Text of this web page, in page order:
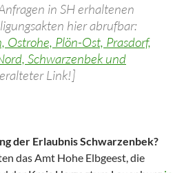
in SH erhaltenen
hier abrufbar:
Ostrohe, Plön-Ost, Prasdorf,
Schwarzenbek und
Link!]
der Erlaubnis Schwarzenbek?
das Amt Hohe Elbgeest, die